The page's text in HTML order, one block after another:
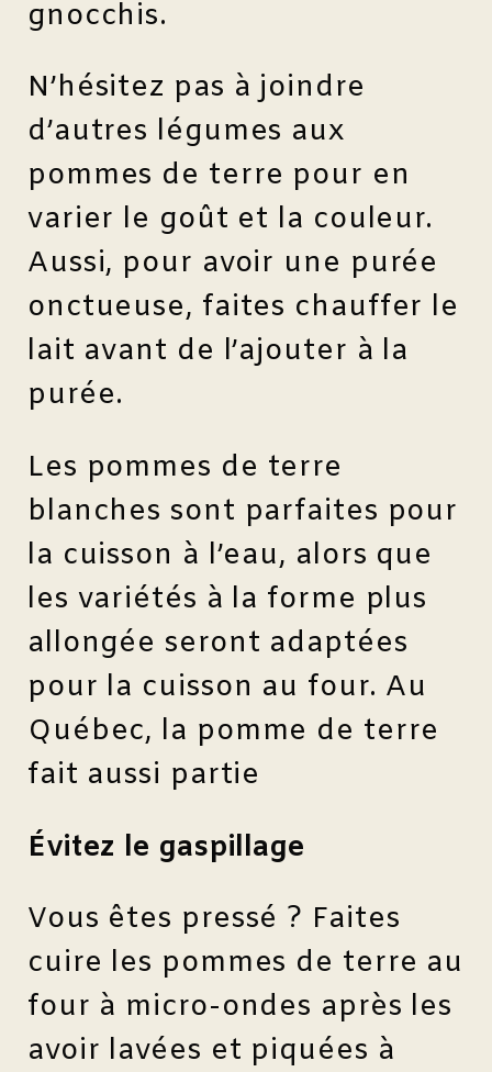
gnocchis.
N’hésitez pas à joindre
d’autres légumes aux
pommes de terre pour en
varier le goût et la couleur.
Aussi, pour avoir une purée
onctueuse, faites chauffer le
lait avant de l’ajouter à la
purée.
Les pommes de terre
blanches sont parfaites pour
la cuisson à l’eau, alors que
les variétés à la forme plus
allongée seront adaptées
pour la cuisson au four. Au
Québec, la pomme de terre
fait aussi partie
Évitez le gaspillage
Vous êtes pressé ? Faites
cuire les pommes de terre au
four à micro-ondes après les
avoir lavées et piquées à